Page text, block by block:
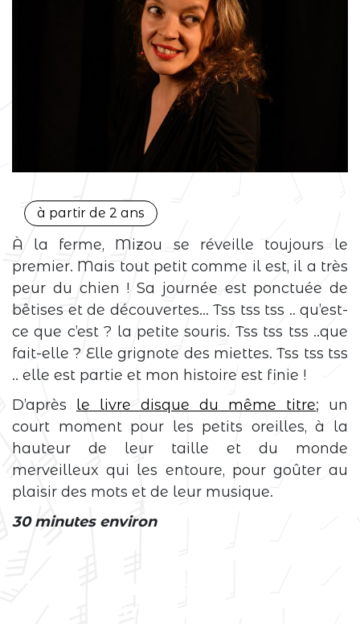
à partir de 2 ans
À la ferme, Mizou se réveille toujours le
premier. Mais tout petit comme il est, il a très
peur du chien ! Sa journée est ponctuée de
bêtises et de découvertes… Tss tss tss .. qu’est-
ce que c’est ? la petite souris. Tss tss tss ..que
fait-elle ? Elle grignote des miettes. Tss tss tss
.. elle est partie et mon histoire est finie !
D’après le livre disque du même titre; un
court moment pour les petits oreilles, à la
hauteur de leur taille et du monde
merveilleux qui les entoure, pour goûter au
plaisir des mots et de leur musique.
30 minutes environ